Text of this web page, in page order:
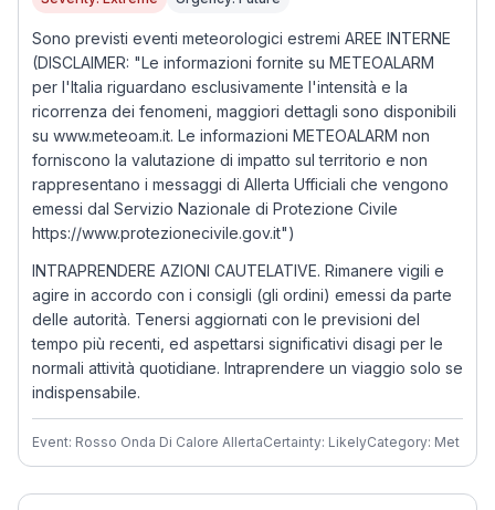
Sono previsti eventi meteorologici estremi AREE INTERNE
(DISCLAIMER: "Le informazioni fornite su METEOALARM
per l'Italia riguardano esclusivamente l'intensità e la
ricorrenza dei fenomeni, maggiori dettagli sono disponibili
su www.meteoam.it. Le informazioni METEOALARM non
forniscono la valutazione di impatto sul territorio e non
rappresentano i messaggi di Allerta Ufficiali che vengono
emessi dal Servizio Nazionale di Protezione Civile
https://www.protezionecivile.gov.it")
INTRAPRENDERE AZIONI CAUTELATIVE. Rimanere vigili e
agire in accordo con i consigli (gli ordini) emessi da parte
delle autorità. Tenersi aggiornati con le previsioni del
tempo più recenti, ed aspettarsi significativi disagi per le
normali attività quotidiane. Intraprendere un viaggio solo se
indispensabile.
Event: Rosso Onda Di Calore AllertaCertainty: LikelyCategory: Met